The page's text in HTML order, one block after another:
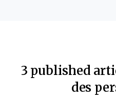
3 published
des